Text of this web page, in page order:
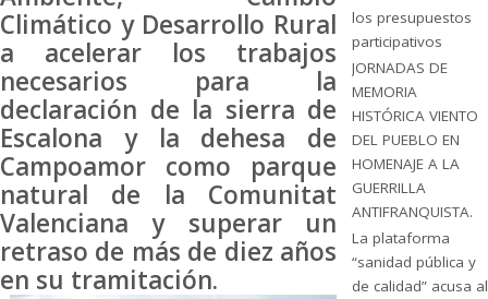
Climático y Desarrollo Rural
a acelerar los trabajos
necesarios para la
declaración de la sierra de
Escalona y la dehesa de
Campoamor como parque
natural de la Comunitat
Valenciana y superar un
retraso de más de diez años
en su tramitación.
los presupuestos
participativos
JORNADAS DE
MEMORIA
HISTÓRICA VIENTO
DEL PUEBLO EN
HOMENAJE A LA
GUERRILLA
ANTIFRANQUISTA.
La plataforma
“sanidad pública y
de calidad” acusa al